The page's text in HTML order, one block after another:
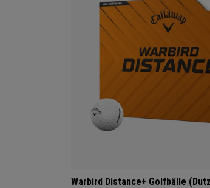
Warbird Distance+ Golfbälle